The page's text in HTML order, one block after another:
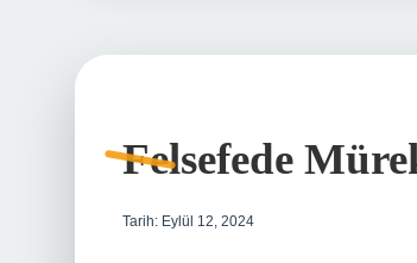
Felsefede
Tarih: Eylül 12, 2024